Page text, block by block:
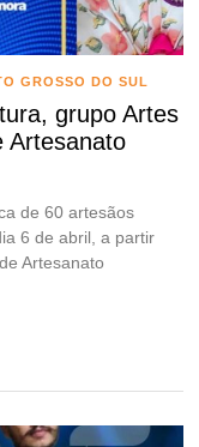
GROSSO DO SUL
grupo Artes
Artesanato
de 60 artesãos
6 de abril, a partir
Artesanato